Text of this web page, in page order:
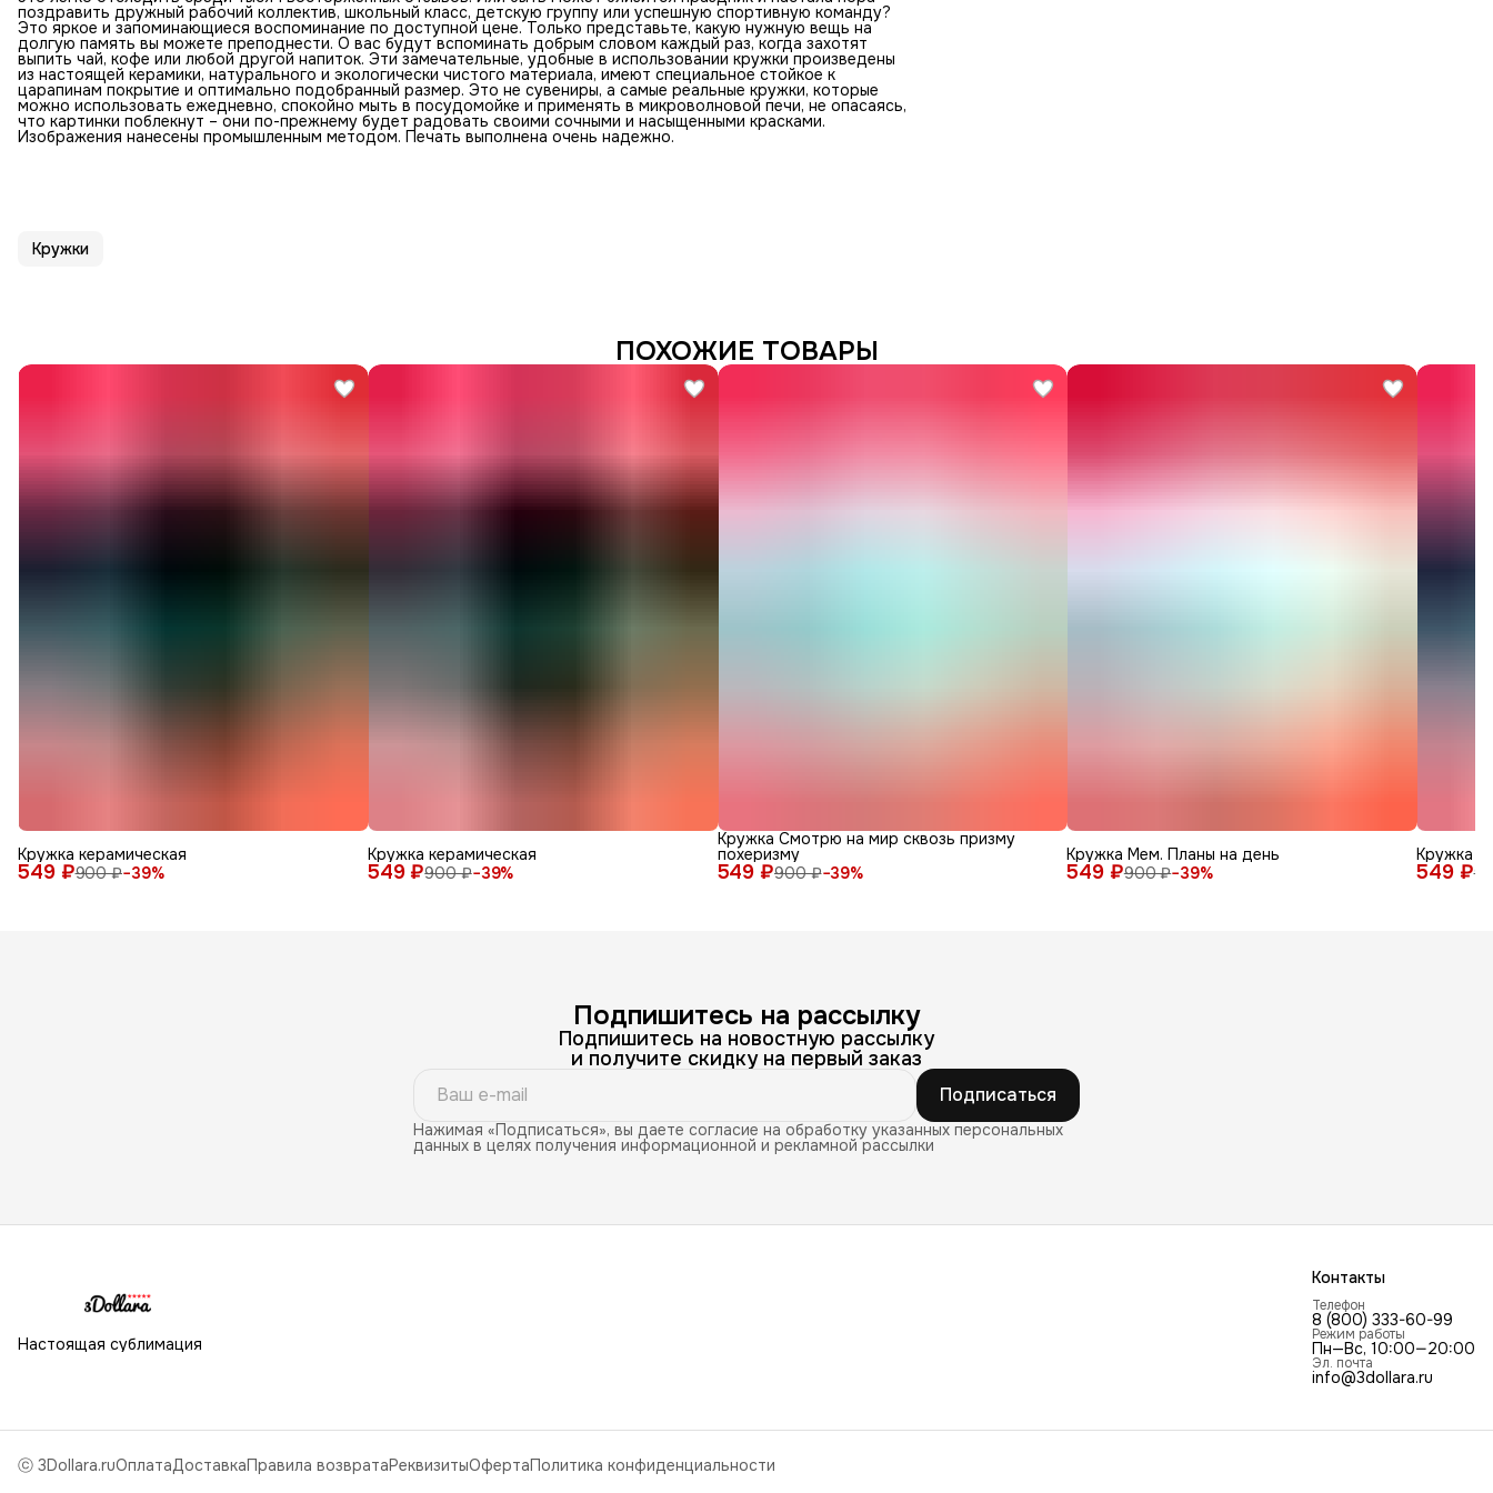
поздравить дружный рабочий коллектив, школьный класс, детскую группу или успешную спортивную команду?
Это яркое и запоминающиеся воспоминание по доступной цене. Только представьте, какую нужную вещь на
долгую память вы можете преподнести. О вас будут вспоминать добрым словом каждый раз, когда захотят
выпить чай, кофе или любой другой напиток. Эти замечательные, удобные в использовании кружки произведены
из настоящей керамики, натурального и экологически чистого материала, имеют специальное стойкое к
царапинам покрытие и оптимально подобранный размер. Это не сувениры, а самые реальные кружки, которые
можно использовать ежедневно, спокойно мыть в посудомойке и применять в микроволновой печи, не опасаясь,
что картинки поблекнут – они по-прежнему будет радовать своими сочными и насыщенными красками.
Изображения нанесены промышленным методом. Печать выполнена очень надежно.
Кружки
ПОХОЖИЕ ТОВАРЫ
549 ₽900 ₽−39%
Кружка керамическая
549 ₽900 ₽−39%
Кружка керамическая
549 ₽900 ₽−39%
Кружка Смотрю на мир сквозь призму
похеризму
549 ₽900 ₽−39%
Кружка Мем. Планы на день
549 ₽
Кружка
Подпишитесь на рассылку
Подпишитесь на новостную рассылку
и получите скидку на первый заказ
Подписаться
Нажимая «Подписаться», вы даете согласие на обработку указанных персональных
данных в целях получения информационной и рекламной рассылки
Настоящая сублимация
Контакты
Телефон
8 (800) 333-60-99
Режим работы
Пн—Вс, 10:00—20:00
Эл. почта
info@3dollara.ru
ⓒ 3Dollara.ruОплатаДоставкаПравила возвратаРеквизитыОфертаПолитика конфиденциальности